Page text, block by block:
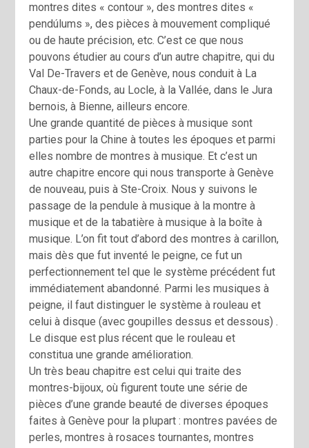
montres dites « contour », des montres dites «
pendúlums », des pièces à mouvement compliqué
ou de haute précision, etc. C’est ce que nous
pouvons étudier au cours d’un autre chapitre, qui du
Val De-Travers et de Genève, nous conduit à La
Chaux-de-Fonds, au Locle, à la Vallée, dans le Jura
bernois, à Bienne, ailleurs encore.
Une grande quantité de pièces à musique sont
parties pour la Chine à toutes les époques et parmi
elles nombre de montres à musique. Et c’est un
autre chapitre encore qui nous transporte à Genève
de nouveau, puis à Ste-Croix. Nous y suivons le
passage de la pendule à musique à la montre à
musique et de la tabatière à musique à la boîte à
musique. L’on fit tout d’abord des montres à carillon,
mais dès que fut inventé le peigne, ce fut un
perfectionnement tel que le système précédent fut
immédiatement abandonné. Parmi les musiques à
peigne, il faut distinguer le système à rouleau et
celui à disque (avec goupilles dessus et dessous) .
Le disque est plus récent que le rouleau et
constitua une grande amélioration.
Un très beau chapitre est celui qui traite des
montres-bijoux, où figurent toute une série de
pièces d’une grande beauté de diverses époques
faites à Genève pour la plupart : montres pavées de
perles, montres à rosaces tournantes, montres